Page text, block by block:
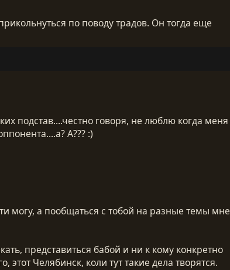
по поводу традов. Он тогда еще
подстав....честно говоря, не люблю когда меня
А??? :)
могу, а пообщаться с тобой на разные темы мне
представиться бабой и ни к кому конкретно
Челябинск, коли тут такие дела творятся.